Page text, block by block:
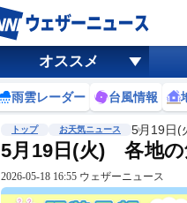
オススメ
雨雲レーダー 台風情報
トップ お天気ニュース 5月19日(
5月19日(火) 各地の
2026-05-18 16:55 ウェザーニュース